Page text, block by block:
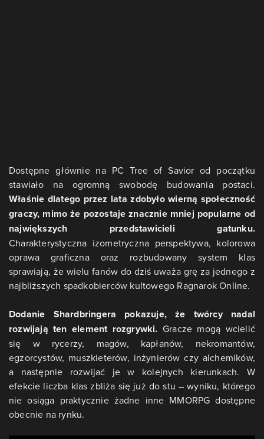
Dostępne głównie na PC Tree of Savior od początku
stawiało na ogromną swobodę budowania postaci.
Właśnie dlatego przez lata zdobyło wierną społeczność
graczy, mimo że pozostaje znacznie mniej popularne od
największych przedstawicieli gatunku.
Charakterystyczna izometryczna perspektywa, kolorowa
oprawa graficzna oraz rozbudowany system klas
sprawiają, że wielu fanów do dziś uważa grę za jednego z
najbliższych spadkobierców kultowego Ragnarok Online.
Dodanie Shardbringera pokazuje, że twórcy nadal
rozwijają ten element rozgrywki. Gracze mogą wcielić
się w rycerzy, magów, kapłanów, nekromantów,
egzorcystów, muszkieterów, inżynierów czy alchemików,
a następnie rozwijać je w kolejnych kierunkach. W
efekcie liczba klas zbliża się już do stu – wyniku, którego
nie osiąga praktycznie żadne inne MMORPG dostępne
obecnie na rynku.